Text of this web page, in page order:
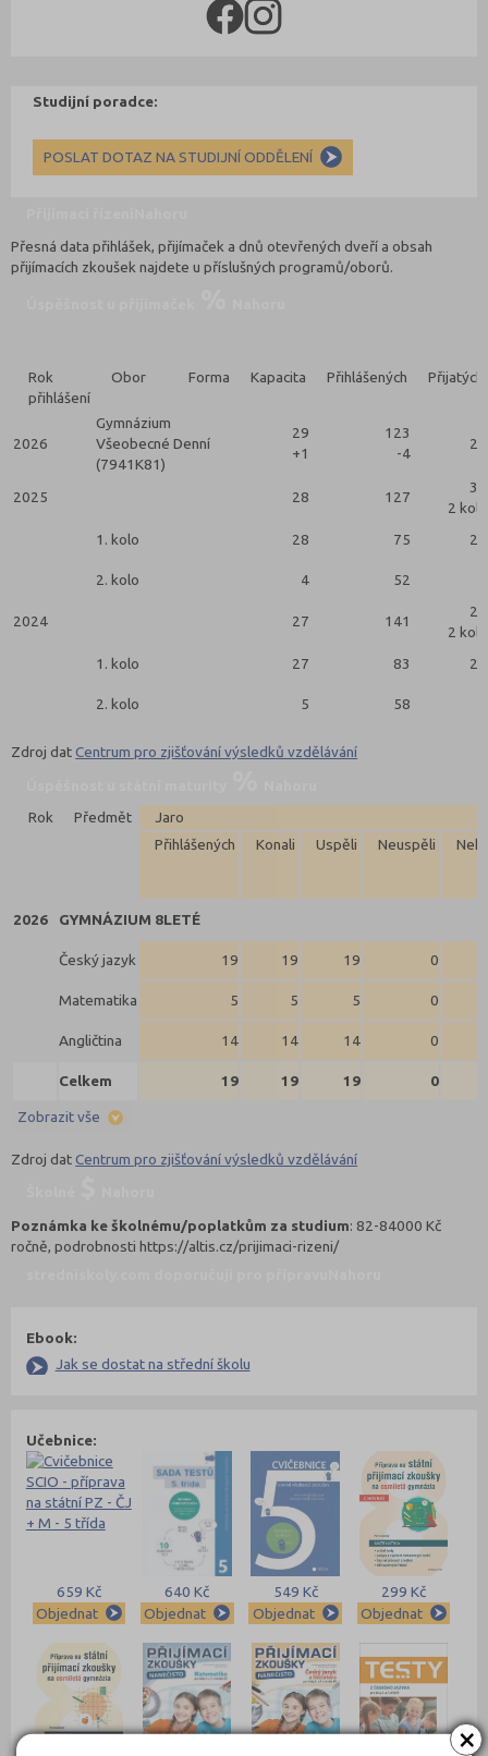
×
Studijní poradce:
POSLAT DOTAZ NA STUDIJNÍ ODDĚLENÍ
Přesná data přihlášek, přijímaček a dnů otevřených dveří a obsah
přijímacích zkoušek najdete u příslušných programů/oborů.
Rok
přihlášení
Obor Forma Kapacita Přihlášených Přijatých
2026
Gymnázium
Všeobecné
(7941K81)
Denní
29
+1
123
-4
28
2025 28 127
32
2 kola
1. kolo
28 75 28
2. kolo 4 52
2024 27 141
27
2 kola
1. kolo
27 83 22
2. kolo 5 58
Zdroj datCentrum pro zjišťování výsledků vzdělávání
Rok
Předmět
Jaro
Přihlášených
Konali Uspěli Neuspěli
2026 GYMNÁZIUM 8LETÉ
Český jazyk 19 19 19 0
Matematika 5 5 5 0
Angličtina 14 14 14 0
Celkem 19 19 19 0
Zobrazit vše
Zdroj datCentrum pro zjišťování výsledků vzdělávání
Poznámka ke školnému/poplatkům za studium: 82-84000 Kč
ročně, podrobnosti https://altis.cz/prijimaci-rizeni/
Ebook:
Jak se dostat na střední školu
Učebnice:
659 Kč
Objednat
640 Kč
Objednat
549 Kč
Objednat
299 Kč
Objednat